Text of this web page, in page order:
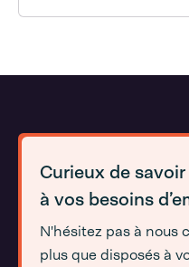
Curieux de
à vos besoins
N'hésitez pas à nous
plus que disposés à